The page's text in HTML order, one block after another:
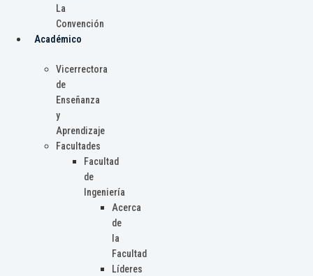
La
Convención
Académico
Vicerrectora
de
Enseñanza
y
Aprendizaje
Facultades
Facultad
de
Ingeniería
Acerca
de
la
Facultad
Líderes